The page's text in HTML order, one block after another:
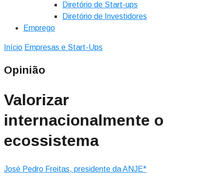
Diretório de Start-ups
Diretório de Investidores
Emprego
Início Empresas e Start-Ups
Opinião
Valorizar
internacionalmente o
ecossistema
José Pedro Freitas, presidente da ANJE*